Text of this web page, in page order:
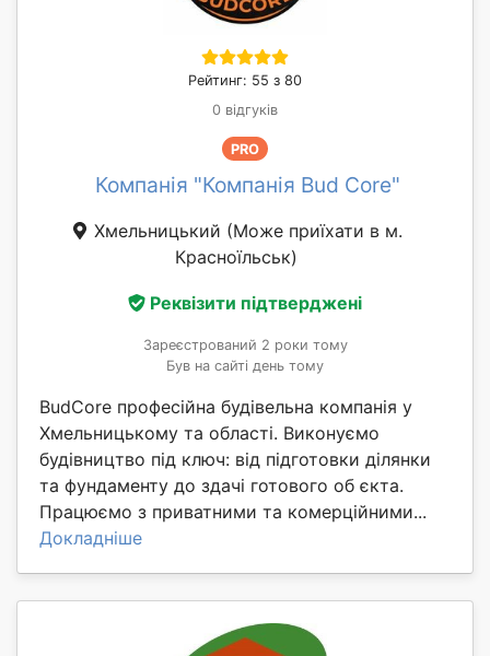
Рейтинг: 55 з 80
0 відгуків
PRO
Компанія "Компанія Bud Core"
Хмельницький (Може приїхати в м.
Красноїльськ)
Реквізити підтверджені
Зареєстрований 2 роки тому
Був на сайті день тому
BudCore професійна будівельна компанія у
Хмельницькому та області. Виконуємо
будівництво під ключ: від підготовки ділянки
та фундаменту до здачі готового об єкта.
Працюємо з приватними та комерційними...
Докладніше